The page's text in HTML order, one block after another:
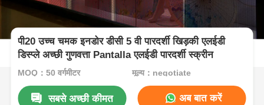
पी20 उच्च चमक इनडोर डीसी 5 वी पारदर्शी खिड़की एलईडी
डिस्प्ले अच्छी गुणवत्ता Pantalla एलईडी पारदर्शी स्क्रीन
MOQ：50 वर्गमीटर मूल्य：negotiate
सबसे अच्छी कीमत अब बात करें